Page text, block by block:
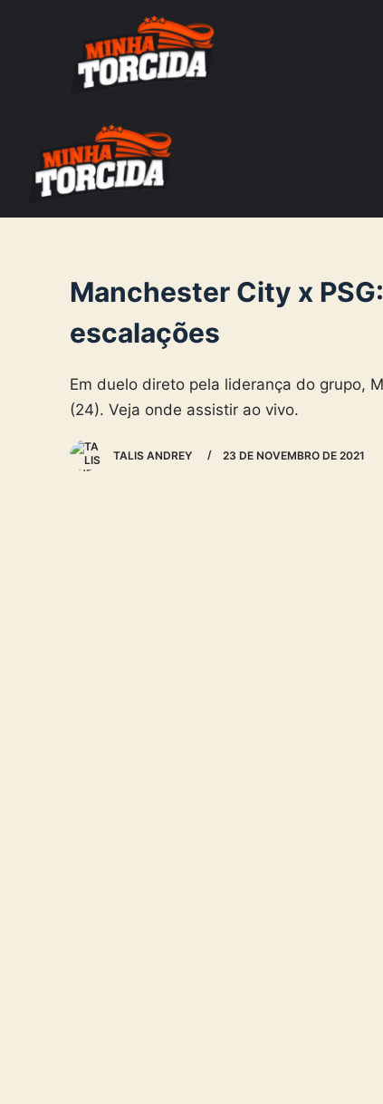
Manchester City x
escalações
Em duelo direto pela liderança do grupo,
(24). Veja onde assistir ao vivo.
TALIS ANDREY 23 DE NOVEMBRO DE 2021